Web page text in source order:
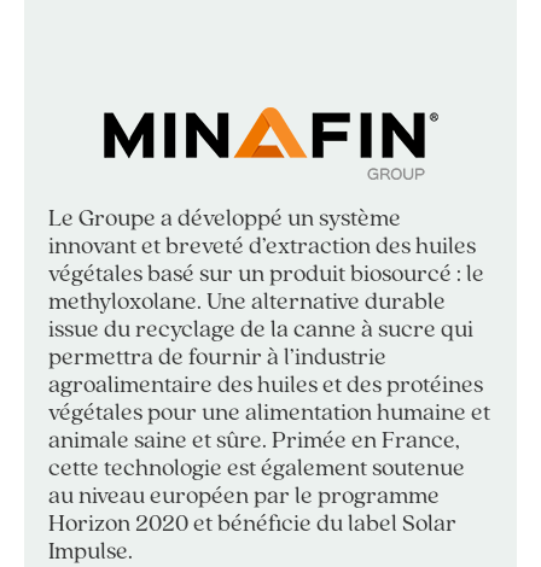
Le Groupe a développé un système
innovant et breveté d’extraction des huiles
végétales basé sur un produit biosourcé : le
methyloxolane. Une alternative durable
issue du recyclage de la canne à sucre qui
permettra de fournir à l’industrie
agroalimentaire des huiles et des protéines
végétales pour une alimentation humaine et
animale saine et sûre. Primée en France,
cette technologie est également soutenue
au niveau européen par le programme
Horizon 2020 et bénéficie du label Solar
Impulse.